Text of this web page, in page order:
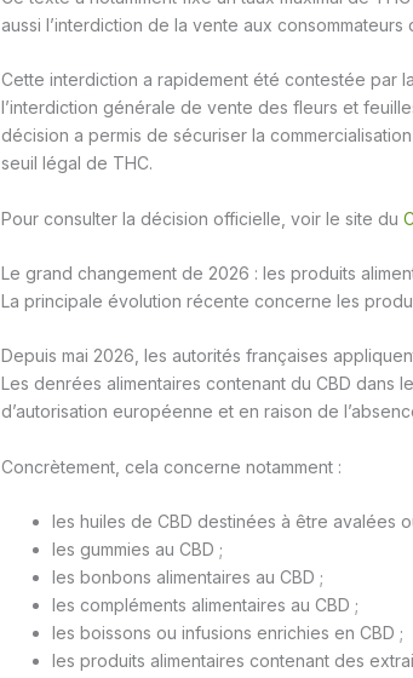
aussi l’interdiction de la vente aux
Cette interdiction a rapidement été contestée par
l’interdiction générale de vente des fleurs et
décision a permis de sécuriser la
seuil légal de THC.
Pour consulter la décision officielle, voir le site du
Le grand changement de 2026 : les produits
La principale évolution récente concerne les
Depuis mai 2026, les autorités françaises
Les denrées alimentaires contenant du CBD dans
d’autorisation européenne et en raison de
Concrètement, cela concerne notamment :
les huiles de CBD destinées à être avalées
les gummies au CBD ;
les bonbons alimentaires au CBD ;
les compléments alimentaires au CBD ;
les boissons ou infusions enrichies en CBD ;
les produits alimentaires contenant des